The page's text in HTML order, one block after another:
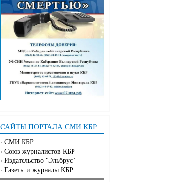
САЙТЫ ПОРТАЛА СМИ КБР
СМИ КБР
Союз журналистов КБР
Издательство "Эльбрус"
Газеты и журналы КБР